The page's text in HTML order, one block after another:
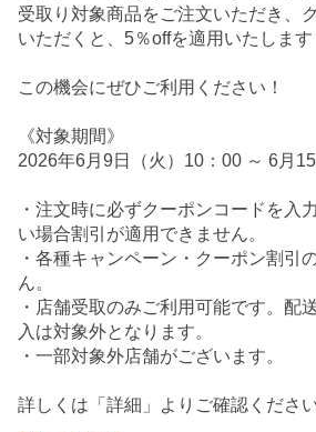
受取り対象商品をご注文いただき、
いただくと、5％offを適用いたします
この機会にぜひご利用ください！
《対象期間》
2026年6月9日（火）10：00 ～ 6月
・注文時に必ずクーポンコードを入
い場合割引が適用できません。
・各種キャンペーン・クーポン割引
ん。
・店舗受取のみご利用可能です。配
入は対象外となります。
・一部対象外店舗がございます。
詳しくは「詳細」よりご確認ください